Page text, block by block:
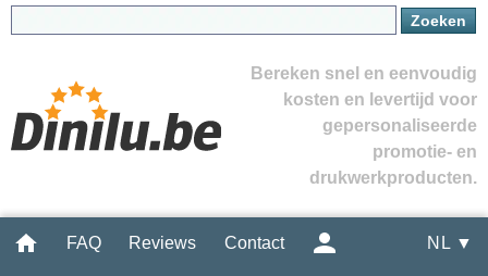
Bereken snel en eenvoudig
kosten en levertijd voor
gepersonaliseerde
promotie- en
drukwerkproducten.
FAQ Reviews Contact NL ▼